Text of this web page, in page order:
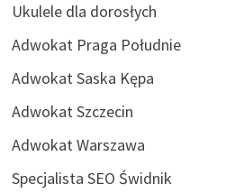
Ukulele dla dorosłych
Adwokat Praga Południe
Adwokat Saska Kępa
Adwokat Szczecin
Adwokat Warszawa
Specjalista SEO Świdnik